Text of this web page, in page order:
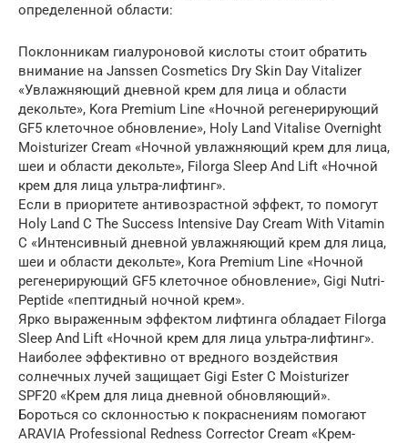
определенной области:
Поклонникам гиалуроновой кислоты стоит обратить
внимание на Janssen Cosmetics Dry Skin Day Vitalizer
«Увлажняющий дневной крем для лица и области
декольте», Kora Premium Line «Ночной регенерирующий
GF5 клеточное обновление», Holy Land Vitalise Overnight
Moisturizer Cream «Ночной увлажняющий крем для лица,
шеи и области декольте», Filorga Sleep And Lift «Ночной
крем для лица ультра-лифтинг».
Если в приоритете антивозрастной эффект, то помогут
Holy Land C The Success Intensive Day Cream With Vitamin
C «Интенсивный дневной увлажняющий крем для лица,
шеи и области декольте», Kora Premium Line «Ночной
регенерирующий GF5 клеточное обновление», Gigi Nutri-
Peptide «пептидный ночной крем».
Ярко выраженным эффектом лифтинга обладает Filorga
Sleep And Lift «Ночной крем для лица ультра-лифтинг».
Наиболее эффективно от вредного воздействия
солнечных лучей защищает Gigi Ester C Moisturizer
SPF20 «Крем для лица дневной обновляющий».
Бороться со склонностью к покраснениям помогают
ARAVIA Professional Redness Corrector Cream «Крем-